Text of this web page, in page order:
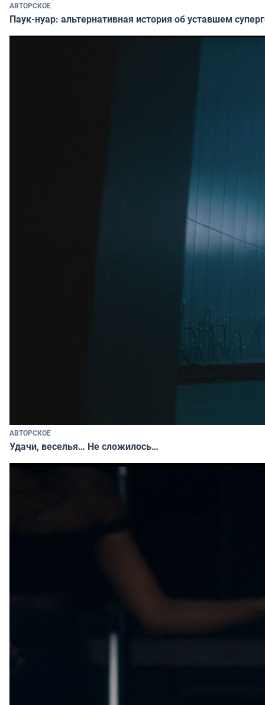
АВТОРСКОЕ
Паук-нуар: альтернативная история об уставшем
АВТОРСКОЕ
Удачи, веселья… Не сложилось…